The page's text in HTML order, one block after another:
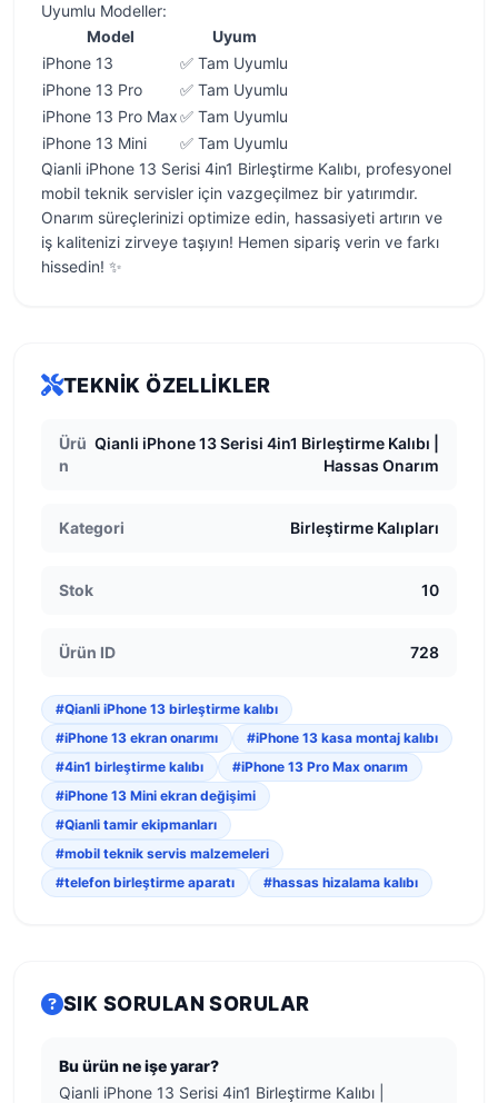
Uyumlu Modeller:
Model
Uyum
iPhone 13
✅ Tam Uyumlu
iPhone 13 Pro
✅ Tam Uyumlu
iPhone 13 Pro Max✅ Tam Uyumlu
iPhone 13 Mini
✅ Tam Uyumlu
Qianli iPhone 13 Serisi 4in1 Birleştirme Kalıbı, profesyonel
mobil teknik servisler için vazgeçilmez bir yatırımdır.
Onarım süreçlerinizi optimize edin, hassasiyeti artırın ve
iş kalitenizi zirveye taşıyın! Hemen sipariş verin ve farkı
hissedin! ✨
TEKNIK ÖZELLIKLER
Ürü
n
Qianli iPhone 13 Serisi 4in1 Birleştirme Kalıbı |
Hassas Onarım
Kategori Birleştirme Kalıpları
Stok 10
Ürün ID 728
#Qianli iPhone 13 birleştirme kalıbı
#iPhone 13 ekran onarımı
#iPhone 13 kasa montaj kalıbı
#4in1 birleştirme kalıbı
#iPhone 13 Pro Max onarım
#iPhone 13 Mini ekran değişimi
#Qianli tamir ekipmanları
#mobil teknik servis malzemeleri
#telefon birleştirme aparatı
#hassas hizalama kalıbı
SIK SORULAN SORULAR
Bu ürün ne işe yarar?
Qianli iPhone 13 Serisi 4in1 Birleştirme Kalıbı |